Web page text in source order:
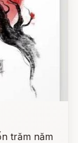
trăm năm